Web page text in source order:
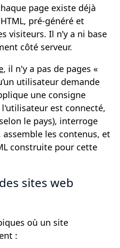
page existe déjà
pré-généré et
visiteurs. Il n’y a ni base
côté serveur.
, il n'y a pas de pages «
utilisateur demande
une consigne
est connecté,
le pays), interroge
assemble les contenus, et
construite pour cette
sites web
où un site
: